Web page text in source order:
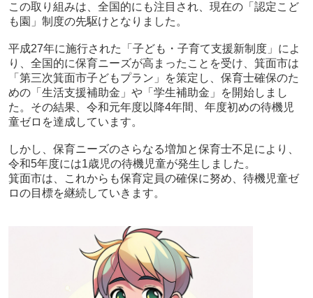
この取り組みは、全国的にも注目され、現在の「認定こど
も園」制度の先駆けとなりました。
平成27年に施行された「子ども・子育て支援新制度」によ
り、全国的に保育ニーズが高まったことを受け、箕面市は
「第三次箕面市子どもプラン」を策定し、保育士確保のた
めの「生活支援補助金」や「学生補助金」を開始しまし
た。その結果、令和元年度以降4年間、年度初めの待機児
童ゼロを達成しています。
しかし、保育ニーズのさらなる増加と保育士不足により、
令和5年度には1歳児の待機児童が発生しました。
箕面市は、これからも保育定員の確保に努め、待機児童ゼ
ロの目標を継続していきます。